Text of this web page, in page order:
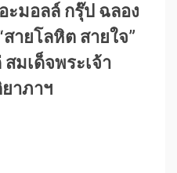
ะมอลล์ กรุ๊ป ฉลอง
ายโลหิต สายใจ”
มเด็จพระเจ้า
าภาฯ